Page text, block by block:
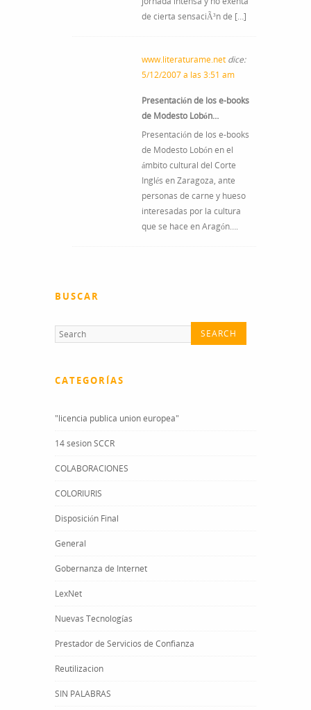
de cierta sensaciÃ³n de […]
www.literaturame.net dice:
5/12/2007 a las 3:51 am
Presentación de los e-books
de Modesto Lobón…
Presentación de los e-books
de Modesto Lobón en el
ámbito cultural del Corte
Inglés en Zaragoza, ante
personas de carne y hueso
interesadas por la cultura
que se hace en Aragón….
BUSCAR
CATEGORÍAS
"licencia publica union europea"
14 sesion SCCR
COLABORACIONES
COLORIURIS
Disposición Final
General
Gobernanza de Internet
LexNet
Nuevas Tecnologías
Prestador de Servicios de Confianza
Reutilizacion
SIN PALABRAS